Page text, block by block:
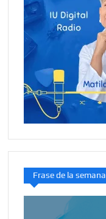
Frase de la semana